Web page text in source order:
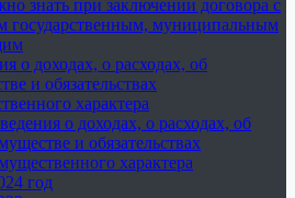
знать при заключении договора с
государственным, муниципальным
о доходах, о расходах, об
и обязательствах
характера
о доходах, о расходах, об
и обязательствах
характера
год